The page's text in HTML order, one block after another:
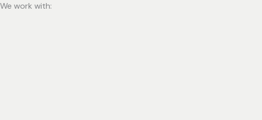
We work with: